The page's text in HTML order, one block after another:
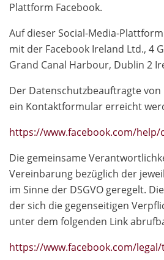
Plattform Facebook.
Auf dieser Social-Media-
mit der Facebook Ireland Ltd., 4
Grand Canal Harbour, Dublin 2
Der Datenschutzbeauftragte von
ein Kontaktformular erreicht
https://www.facebook.com/help/
Die gemeinsame
Vereinbarung bezüglich der
im Sinne der DSGVO geregelt.
der sich die gegenseitigen
unter dem folgenden Link
https://www.facebook.com/